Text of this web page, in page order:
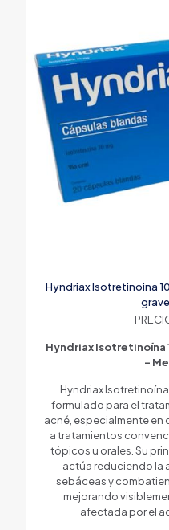
Hyndriax Isotretinoina
Hyndriax Isotretinoína
–
Hyndriax
formulado para el
acné, especialmente en
a tratamientos
tópicos u orales. Su
actúa reduciendo la
sebáceas y
mejorando
afectada por el